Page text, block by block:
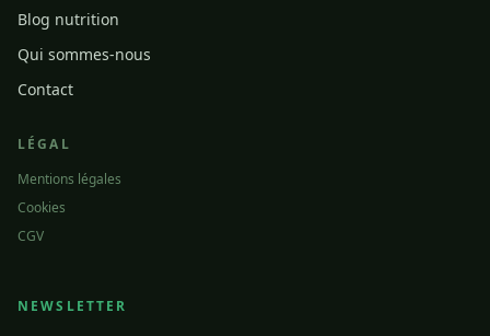
Blog nutrition
Qui sommes-nous
Contact
LÉGAL
Mentions légales
Cookies
CGV
NEWSLETTER